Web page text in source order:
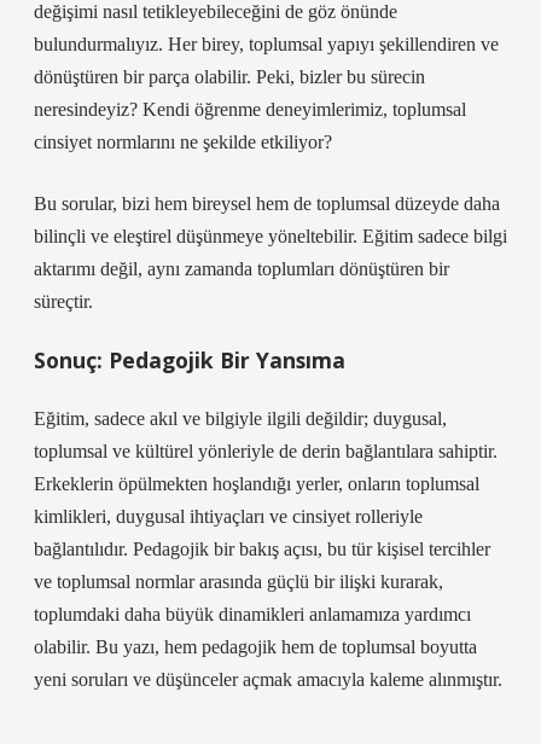
değişimi nasıl tetikleyebileceğini de göz önünde
bulundurmalıyız. Her birey, toplumsal yapıyı şekillendiren ve
dönüştüren bir parça olabilir. Peki, bizler bu sürecin
neresindeyiz? Kendi öğrenme deneyimlerimiz, toplumsal
cinsiyet normlarını ne şekilde etkiliyor?
Bu sorular, bizi hem bireysel hem de toplumsal düzeyde daha
bilinçli ve eleştirel düşünmeye yöneltebilir. Eğitim sadece bilgi
aktarımı değil, aynı zamanda toplumları dönüştüren bir
süreçtir.
Sonuç: Pedagojik Bir Yansıma
Eğitim, sadece akıl ve bilgiyle ilgili değildir; duygusal,
toplumsal ve kültürel yönleriyle de derin bağlantılara sahiptir.
Erkeklerin öpülmekten hoşlandığı yerler, onların toplumsal
kimlikleri, duygusal ihtiyaçları ve cinsiyet rolleriyle
bağlantılıdır. Pedagojik bir bakış açısı, bu tür kişisel tercihler
ve toplumsal normlar arasında güçlü bir ilişki kurarak,
toplumdaki daha büyük dinamikleri anlamamıza yardımcı
olabilir. Bu yazı, hem pedagojik hem de toplumsal boyutta
yeni soruları ve düşünceler açmak amacıyla kaleme alınmıştır.